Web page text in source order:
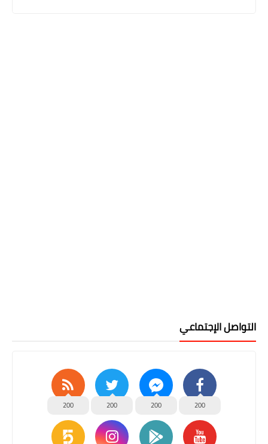
التواصل الإجتماعي
200
200
200
200